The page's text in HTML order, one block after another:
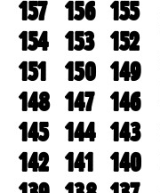
157 156 155
154 153 152
151
150 149
148 147 146
145 144 143
142 141 140